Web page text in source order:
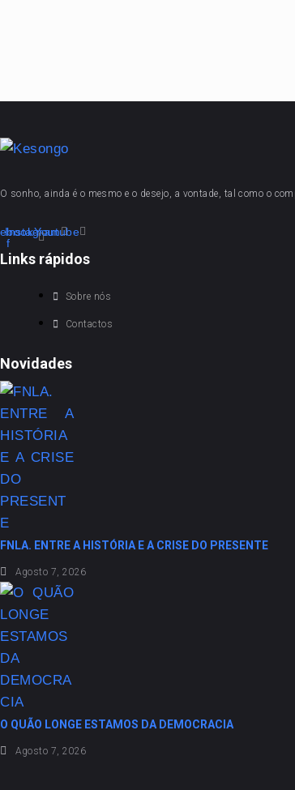
O sonho, ainda é o mesmo e o desejo, a vontade, tal como o
f
Instagram
Youtube
Links rápidos
Sobre nós
Contactos
Novidades
FNLA. ENTRE A HISTÓRIA E A CRISE DO PRESENTE
Agosto 7, 2026
O QUÃO LONGE ESTAMOS DA DEMOCRACIA
Agosto 7, 2026